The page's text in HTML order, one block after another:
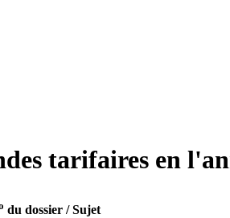
tarifaires en
du dossier / Sujet